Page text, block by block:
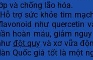
và chống lão hóa.
trợ sức khỏe tim
như quercetin
hoàn máu, giảm
đột quỵ và xơ vữa
Quốc giá tốt là một